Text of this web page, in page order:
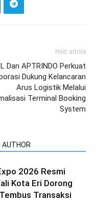
Next article
Dan APTRINDO Perkuat
Dukung Kelancaran
Arus Logistik Melalui
Terminal Booking
System
AUTHOR
2026 Resmi
Kota Eri Dorong
Transaksi